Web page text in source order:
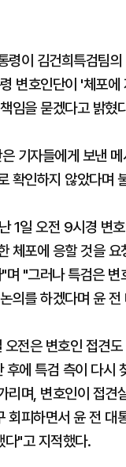
령이 김건희특검팀
변호인단이 '체포
임을 묻겠다고 밝혔
기자들에게 보낸
확인하지 않았다며
1일 오전 9시경 변
체포에 응할 것을
"그러나 특검은
의를 하겠다며 윤
전은 변호인 접견
에 특검 측이 다시
리며, 변호인이 접
회피하면서 윤 전
다"고 지적했다.